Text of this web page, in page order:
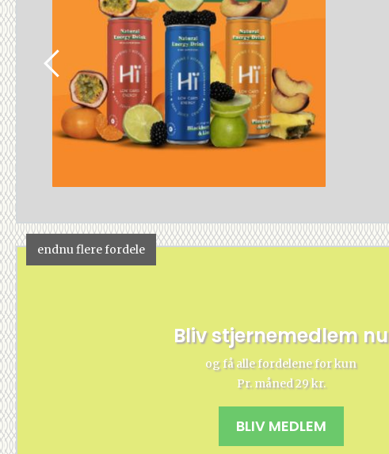
endnu flere fordele
Bliv stjernemedlem nu
og få alle fordelene for kun
Pr. måned 29 kr.
BLIV MEDLEM